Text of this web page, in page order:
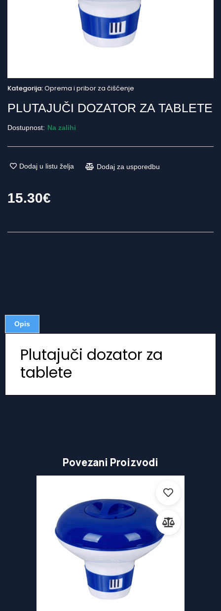
Kategorija:Oprema i pribor za čišćenje
PLUTAJUČI DOZATOR ZA TABLETE
Dostupnost: Na zalihi
Dodaj u listu želja Dodaj za usporedbu
15.30€
Opis
Plutajuči dozator za
tablete
Povezani Proizvodi